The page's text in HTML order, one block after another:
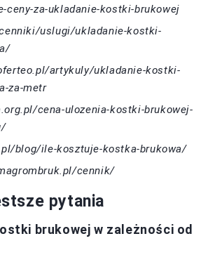
ceny-za-ukladanie-kostki-brukowej
uslugi/ukladanie-kostki-
artykuly/ukladanie-kostki-
za-metr
cena-ulozenia-kostki-brukowej-
blog/ile-kosztuje-kostka-brukowa/
cennik/
pytania
brukowej w zależności od